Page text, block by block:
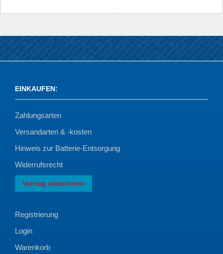
EINKAUFEN:
Zahlungsarten
Versandarten & -kosten
Hinweis zur Batterie-Entsorgung
Widerrufsrecht
Vertrag widerrufen
Registrierung
Login
Warenkorb